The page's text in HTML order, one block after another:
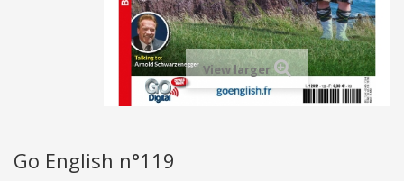
View larger
Go English n°119